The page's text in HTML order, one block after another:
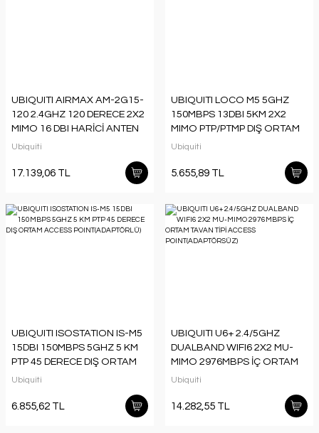
UBIQUITI AIRMAX AM-2G15-
120 2.4GHZ 120 DERECE 2X2
MIMO 16 DBI HARİCİ ANTEN
Ubiquiti
17.139,06 TL
UBIQUITI LOCO M5 5GHZ
150MBPS 13DBI 5KM 2X2
MIMO PTP/PTMP DIŞ ORTAM
ACCESS POINT
Ubiquiti
5.655,89 TL
UBIQUITI ISOSTATION IS-M5
15DBI 150MBPS 5GHZ 5 KM
PTP 45 DERECE DIŞ ORTAM
ACCESS POINT(ADAPTÖRLÜ)
Ubiquiti
6.855,62 TL
UBIQUITI U6+ 2.4/5GHZ
DUALBAND WIFI6 2X2 MU-
MIMO 2976MBPS İÇ ORTAM
TAVAN TİPİ ACCESS
Ubiquiti
14.282,55 TL